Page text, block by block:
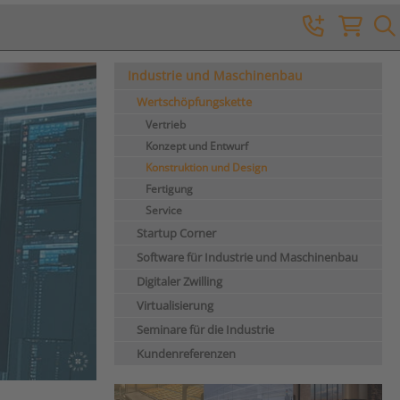
Industrie und Maschinenbau
Wertschöpfungskette
Vertrieb
Konzept und Entwurf
Konstruktion und Design
Fertigung
Service
Startup Corner
Software für Industrie und Maschinenbau
Digitaler Zwilling
Virtualisierung
Seminare für die Industrie
Kundenreferenzen